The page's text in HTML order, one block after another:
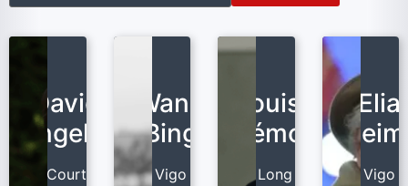
David
Ingels
Court
Wang
Bing
Vigo
Louise
Hémon
Long
Elia
Vigo